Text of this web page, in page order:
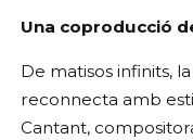
Una coproducció
De matisos infinits,
reconnecta amb
Cantant,